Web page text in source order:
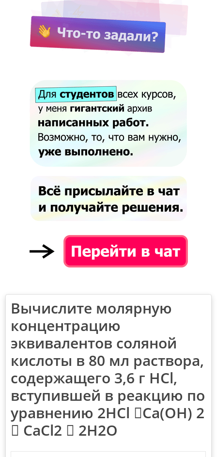
Вычислите молярную
концентрацию
эквивалентов соляной
кислоты в 80 мл раствора,
содержащего 3,6 г HCl,
вступившей в реакцию по
уравнению 2HCl Ca(OH) 2
 CaCl2  2H2O